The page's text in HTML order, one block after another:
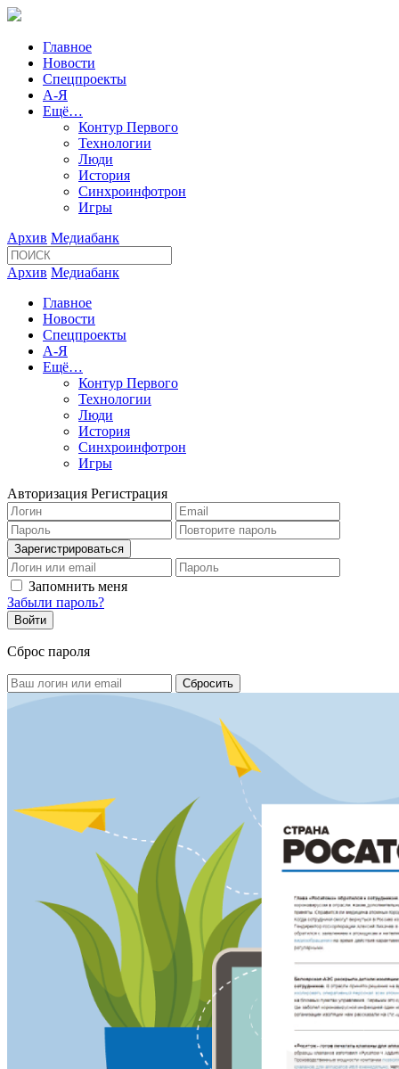
Главное
Новости
Спецпроекты
А-Я
Ещё…
Контур Первого
Технологии
Люди
История
Синхроинфотрон
Игры
Архив Медиабанк
Архив Медиабанк
Главное
Новости
Спецпроекты
А-Я
Ещё…
Контур Первого
Технологии
Люди
История
Синхроинфотрон
Игры
Авторизация Регистрация
Запомнить меня
Забыли пароль?
Сброс пароля